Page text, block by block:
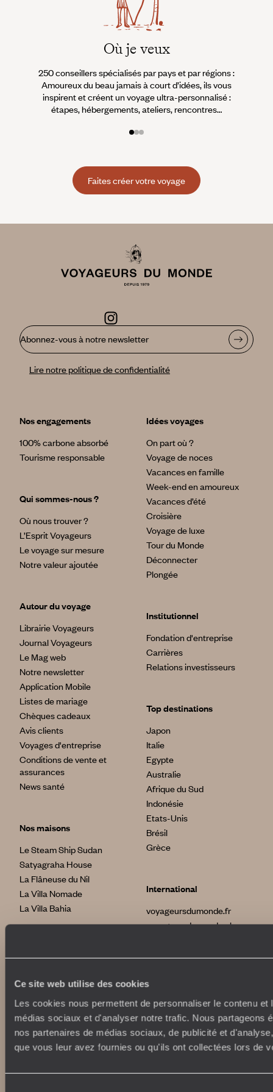
Ce site web utilise des cookies
Les cookies nous permettent de personnaliser le contenu
médias sociaux et d'analyser notre trafic. Nous partageons
nos partenaires de médias sociaux, de publicité et
que vous leur avez fournies ou qu'ils ont collectées lors de
Où je veux
250 conseillers spécialisés par pays et par régions :
Amoureux du beau jamais à court d’idées, ils vous
inspirent et créent un voyage ultra-personnalisé :
étapes, hébergements, ateliers, rencontres…
Faites créer votre voyage
Abonnez-vous à notre newsletter
Lire notre politique de confidentialité
Nos engagements
100% carbone absorbé
Tourisme responsable
Qui sommes-nous ?
Où nous trouver ?
L’Esprit Voyageurs
Le voyage sur mesure
Notre valeur ajoutée
Autour du voyage
Librairie Voyageurs
Journal Voyageurs
Le Mag web
Notre newsletter
Application Mobile
Listes de mariage
Chèques cadeaux
Avis clients
Voyages d'entreprise
Conditions de vente et
assurances
News santé
Nos maisons
Le Steam Ship Sudan
Satyagraha House
La Flâneuse du Nil
La Villa Nomade
La Villa Bahia
Idées voyages
On part où ?
Voyage de noces
Vacances en famille
Week-end en amoureux
Vacances d’été
Croisière
Voyage de luxe
Tour du Monde
Déconnecter
Plongée
Institutionnel
Fondation d'entreprise
Carrières
Relations investisseurs
Top destinations
Japon
Italie
Egypte
Australie
Afrique du Sud
Indonésie
Etats-Unis
Brésil
Grèce
International
voyageursdumonde.fr
voyageursdumonde.ch
originaltravel.co.uk
originaldiving.com
extraordinaryjourneys.com